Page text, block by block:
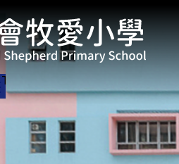
Toggle main menu visibility